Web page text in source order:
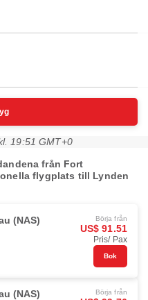
19:51 GMT+0
från Fort
flygplats till Lynden
(NAS) Börja från
US$ 91.51
Pris/ Pax
Bok
(NAS) Börja från